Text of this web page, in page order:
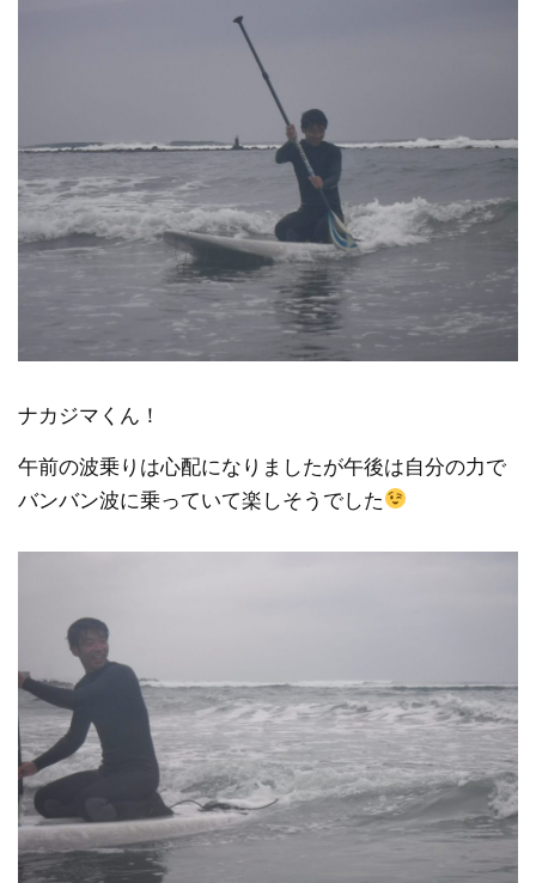
ナカジマくん！
午前の波乗りは心配になりましたが午後は自分の力で
バンバン波に乗っていて楽しそうでした